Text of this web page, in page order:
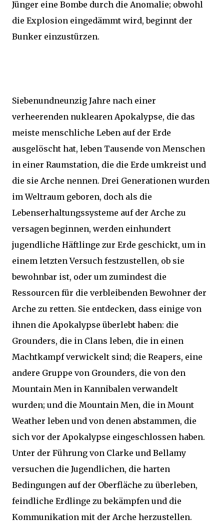
Jünger eine Bombe durch die Anomalie; obwohl
die Explosion eingedämmt wird, beginnt der
Bunker einzustürzen.
Siebenundneunzig Jahre nach einer
verheerenden nuklearen Apokalypse, die das
meiste menschliche Leben auf der Erde
ausgelöscht hat, leben Tausende von Menschen
in einer Raumstation, die die Erde umkreist und
die sie Arche nennen. Drei Generationen wurden
im Weltraum geboren, doch als die
Lebenserhaltungssysteme auf der Arche zu
versagen beginnen, werden einhundert
jugendliche Häftlinge zur Erde geschickt, um in
einem letzten Versuch festzustellen, ob sie
bewohnbar ist, oder um zumindest die
Ressourcen für die verbleibenden Bewohner der
Arche zu retten. Sie entdecken, dass einige von
ihnen die Apokalypse überlebt haben: die
Grounders, die in Clans leben, die in einen
Machtkampf verwickelt sind; die Reapers, eine
andere Gruppe von Grounders, die von den
Mountain Men in Kannibalen verwandelt
wurden; und die Mountain Men, die in Mount
Weather leben und von denen abstammen, die
sich vor der Apokalypse eingeschlossen haben.
Unter der Führung von Clarke und Bellamy
versuchen die Jugendlichen, die harten
Bedingungen auf der Oberfläche zu überleben,
feindliche Erdlinge zu bekämpfen und die
Kommunikation mit der Arche herzustellen.